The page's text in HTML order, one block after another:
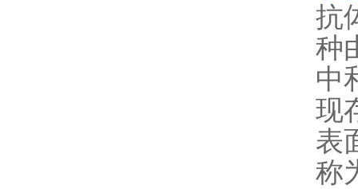
抗
种
中
现
表
称